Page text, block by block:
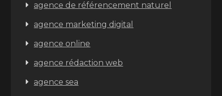
agence de référencement naturel
agence marketing digital
agence online
agence rédaction web
agence sea